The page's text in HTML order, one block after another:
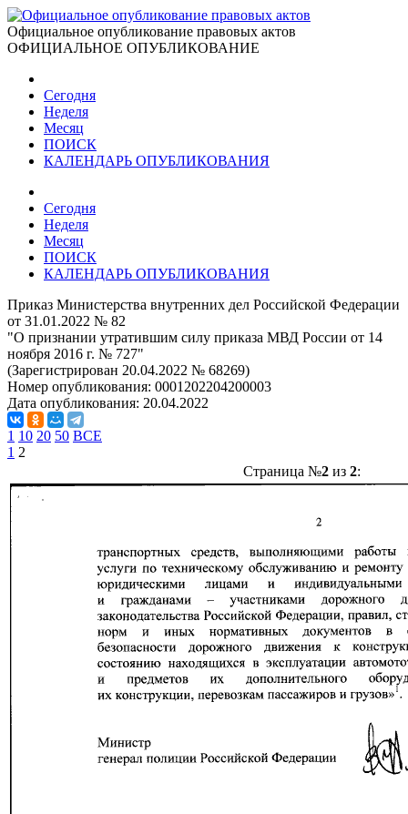
Официальное опубликование правовых актов
ОФИЦИАЛЬНОЕ ОПУБЛИКОВАНИЕ
Сегодня
Неделя
Месяц
ПОИСК
КАЛЕНДАРЬ ОПУБЛИКОВАНИЯ
Сегодня
Неделя
Месяц
ПОИСК
КАЛЕНДАРЬ ОПУБЛИКОВАНИЯ
Приказ Министерства внутренних дел Российской Федерации
от 31.01.2022 № 82
"О признании утратившим силу приказа МВД России от 14
ноября 2016 г. № 727"
(Зарегистрирован 20.04.2022 № 68269)
Номер опубликования: 0001202204200003
Дата опубликования: 20.04.2022
1 10 20 50 ВСЕ
1 2
Страница №2из 2: